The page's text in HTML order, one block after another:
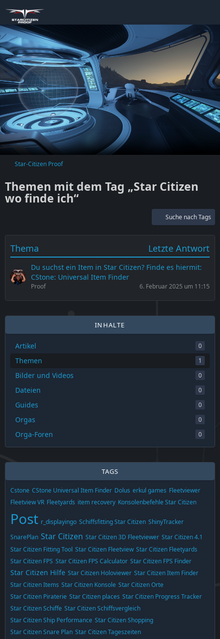
Star-Citizen Proof
Themen mit dem Tag „Star Citizen
wo finde ich“
Suche nach Tags
Thema Letzte Antwort
Du suchst ein Item in Star Citizen? Finde es hiermit:
CStone: Universal Item Finder
Proof 6. Februar 2025 um 11:15
INHALTE
Artikel 0
Themen 1
Bilder und Videos 0
Dateien 0
Guides 0
Orgas 0
Orga-Foren 0
TAGS
Cstone CStone Universal Item Finder Dolus erkul games Fleetviewer
Fleetview VR Fleetyards item recovery Konsolenbefehle Star Citizen
Post r_displayingo Schiffsfitting Star Citizen ShinyTracker
SnarePlan Star Citizen Star Citizen 3D Fleetviewer Star Citizen 4.1
Star Citizen Fitting Tool Star Citizen Fleetview Star Citizen Fleetyards
Star Citizen FPS Star Citizen FPS Calculator Star Citizen FPS Finder
Star Citizen Hilfe Star Citizen Holoviewer Star Citizen Item Finder
Star Citizen Items Star Citizen Konsole Star Citizen Orte
Star Citizen Piraterie Star Citizen places Star Citizen Progress Tracker
Star Citizen Schiffe Star Citizen Schiffsvergleich
Star Citizen Ship Performance Star Citizen Shopping
Star Citizen Snare Plan Star Citizen Tageszeiten